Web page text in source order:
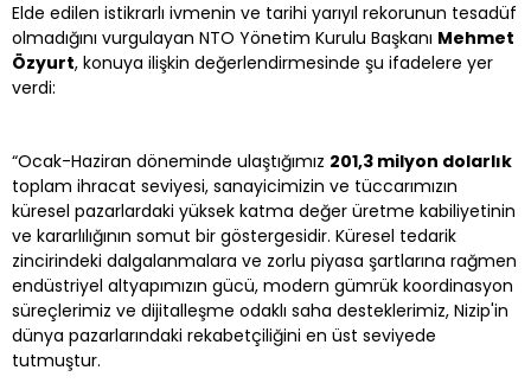
Elde edilen istikrarlı ivmenin ve tarihi yarıyıl rekorunun tesadüf
olmadığını vurgulayan NTO Yönetim Kurulu Başkanı Mehmet
Özyurt, konuya ilişkin değerlendirmesinde şu ifadelere yer
verdi:
“Ocak-Haziran döneminde ulaştığımız 201,3 milyon dolarlık
toplam ihracat seviyesi, sanayicimizin ve tüccarımızın
küresel pazarlardaki yüksek katma değer üretme kabiliyetinin
ve kararlılığının somut bir göstergesidir. Küresel tedarik
zincirindeki dalgalanmalara ve zorlu piyasa şartlarına rağmen
endüstriyel altyapımızın gücü, modern gümrük koordinasyon
süreçlerimiz ve dijitalleşme odaklı saha desteklerimiz, Nizip'in
dünya pazarlarındaki rekabetçiliğini en üst seviyede
tutmuştur.